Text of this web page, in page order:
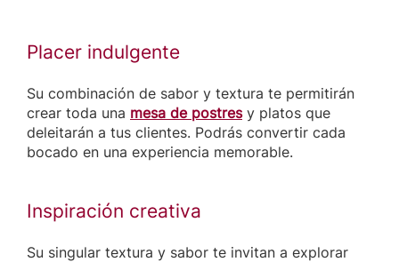
Placer indulgente
Su combinación de sabor y textura te permitirán
crear toda una mesa de postresy platos que
deleitarán a tus clientes. Podrás convertir cada
bocado en una experiencia memorable.
Inspiración creativa
Su singular textura y sabor te invitan a explorar